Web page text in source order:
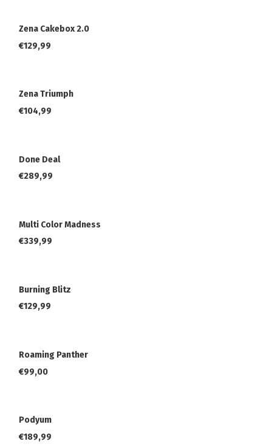
Zena Cakebox 2.0
€129,99
Zena Triumph
€104,99
Done Deal
€289,99
Multi Color Madness
€339,99
Burning Blitz
€129,99
Roaming Panther
€99,00
Podyum
€189,99